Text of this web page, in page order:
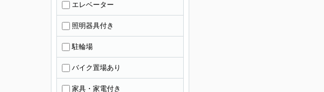
エレベーター
照明器具付き
駐輪場
バイク置場あり
家具・家電付き